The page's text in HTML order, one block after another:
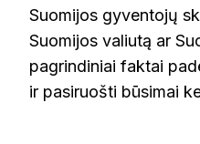
Suomijos gyventojų
Suomijos valiutą ar
pagrindiniai faktai
ir pasiruošti būsimai